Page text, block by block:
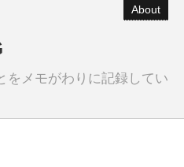
About
をメモがわりに記録してい